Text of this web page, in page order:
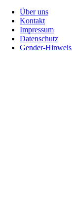
Über uns
Kontakt
Impressum
Datenschutz
Gender-​Hinweis